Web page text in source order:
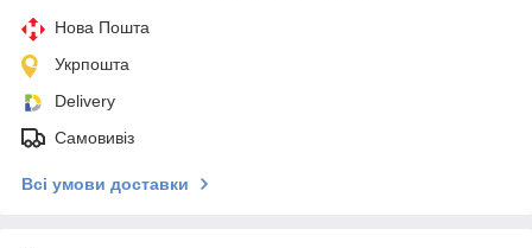
Нова Пошта
Укрпошта
Delivery
Самовивіз
Всі умови доставки